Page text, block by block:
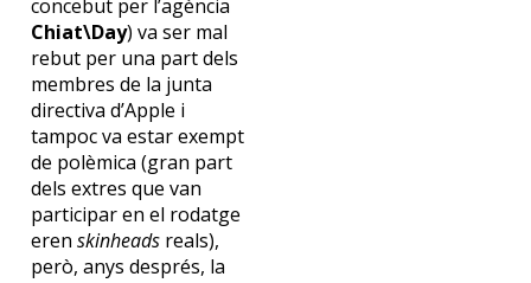
concebut per l’agència
Chiat\Day) va ser mal
rebut per una part dels
membres de la junta
directiva d’Apple i
tampoc va estar exempt
de polèmica (gran part
dels extres que van
participar en el rodatge
erenskinheads reals),
però, anys després, la